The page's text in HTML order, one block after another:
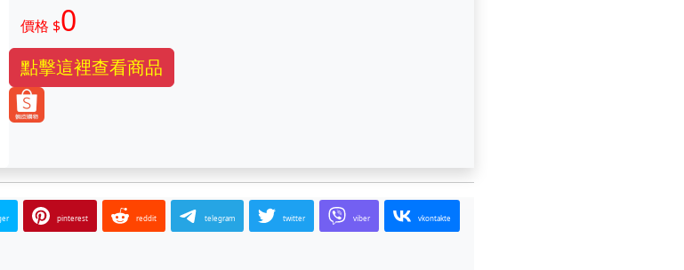
张 價格 $0
點擊這裡查看商品
pinterest reddit telegram twitter viber vkontakte